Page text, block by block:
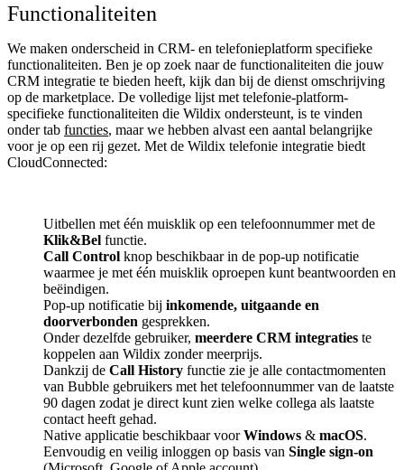
Functionaliteiten
We maken onderscheid in CRM- en telefonieplatform specifieke
functionaliteiten. Ben je op zoek naar de functionaliteiten die jouw
CRM integratie te bieden heeft, kijk dan bij de dienst omschrijving
op de marketplace. De volledige lijst met telefonie-platform-
specifieke functionaliteiten die Wildix ondersteunt, is te vinden
onder tab functies, maar we hebben alvast een aantal belangrijke
voor je op een rij gezet. Met de Wildix telefonie integratie biedt
CloudConnected:
Uitbellen met één muisklik op een telefoonnummer met de
Klik&Bel functie.
Call Control knop beschikbaar in de pop-up notificatie
waarmee je met één muisklik oproepen kunt beantwoorden en
beëindigen.
Pop-up notificatie bij inkomende, uitgaande en
doorverbonden gesprekken.
Onder dezelfde gebruiker, meerdere CRM integraties te
koppelen aan Wildix zonder meerprijs.
Dankzij de Call History functie zie je alle contactmomenten
van Bubble gebruikers met het telefoonnummer van de laatste
90 dagen zodat je direct kunt zien welke collega als laatste
contact heeft gehad.
Native applicatie beschikbaar voorWindows & macOS.
Eenvoudig en veilig inloggen op basis van Single sign-on